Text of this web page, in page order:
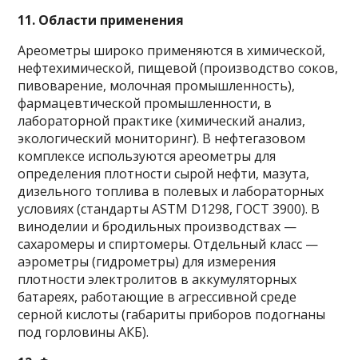
11. Области применения
Ареометры широко применяются в химической,
нефтехимической, пищевой (производство соков,
пивоварение, молочная промышленность),
фармацевтической промышленности, в
лабораторной практике (химический анализ,
экологический мониторинг). В нефтегазовом
комплексе используются ареометры для
определения плотности сырой нефти, мазута,
дизельного топлива в полевых и лабораторных
условиях (стандарты ASTM D1298, ГОСТ 3900). В
виноделии и бродильных производствах —
сахаромеры и спиртомеры. Отдельный класс —
аэрометры (гидрометры) для измерения
плотности электролитов в аккумуляторных
батареях, работающие в агрессивной среде
серной кислоты (габариты приборов подогнаны
под горловины АКБ).